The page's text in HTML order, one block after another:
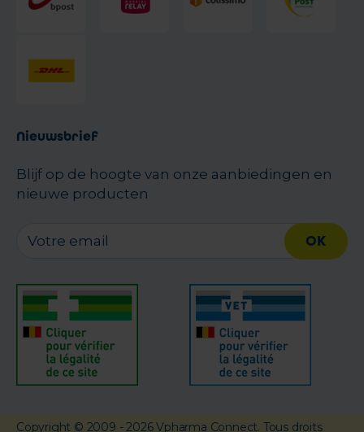
Nieuwsbrief
Blijf op de hoogte van onze aanbiedingen en
nieuwe producten
OK
Copyright © 2009 - 2026 Vpharma Connect. Tous droits